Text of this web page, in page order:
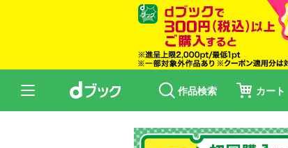
作品検索 カート